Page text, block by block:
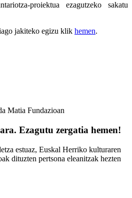
proiektua ezagutzeko sakatu
jakiteko egizu klik hemen.
Matia Fundazioan
Ezagutu zergatia hemen!
estuaz, Euskal Herriko kulturaren
dituzten pertsona eleanitzak hezten